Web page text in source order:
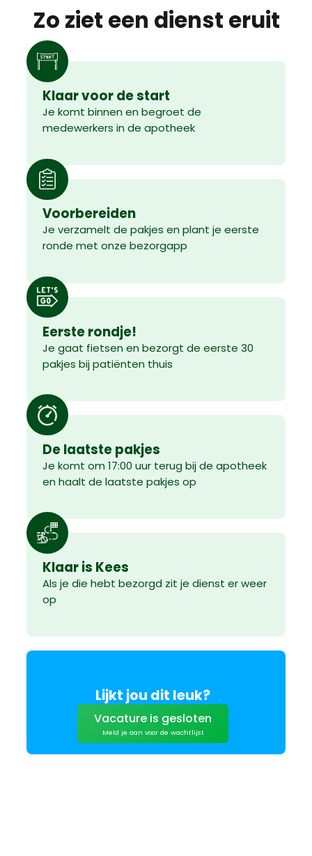
Zo ziet een dienst eruit
Klaar voor de start
Je komt binnen en begroet de
medewerkers in de apotheek
Voorbereiden
Je verzamelt de pakjes en plant je eerste
ronde met onze bezorgapp
Eerste rondje!
Je gaat fietsen en bezorgt de eerste 30
pakjes bij patiënten thuis
De laatste pakjes
Je komt om 17:00 uur terug bij de apotheek
en haalt de laatste pakjes op
Klaar is Kees
Als je die hebt bezorgd zit je dienst er weer
op
Lijkt jou dit leuk?
Vacature is gesloten
Meld je aan voor de wachtlijst